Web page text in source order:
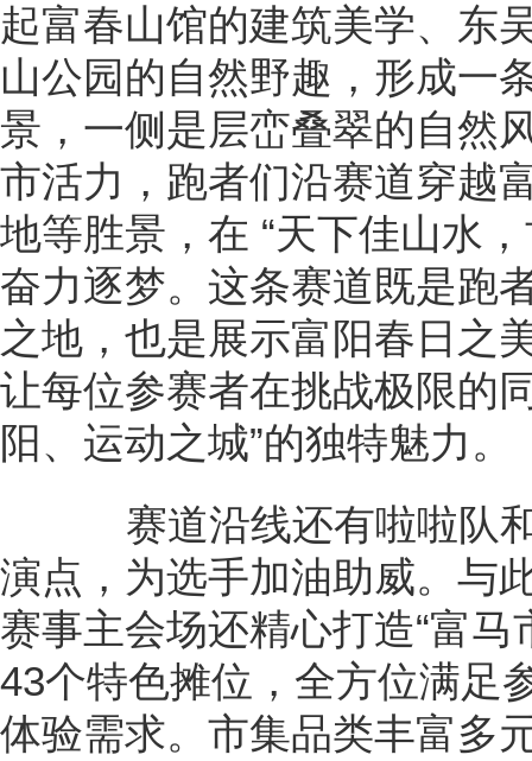
起富春山馆的建筑美学、东
山公园的自然野趣，形成一
景，一侧是层峦叠翠的自然
市活力，跑者们沿赛道穿越
地等胜景，在 “天下佳山水
奋力逐梦。这条赛道既是跑
之地，也是展示富阳春日之
让每位参赛者在挑战极限的
阳、运动之城”的独特魅力。
赛道沿线还有啦啦队和
演点，为选手加油助威。与
赛事主会场还精心打造“富
43个特色摊位，全方位满足
体验需求。市集品类丰富多